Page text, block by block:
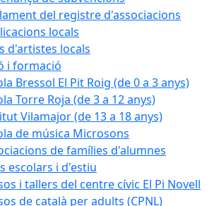
del registre d'associacions
locals
d'artistes locals
i formació
Bressol El Pit Roig (de 0 a 3 anys)
Torre Roja (de 3 a 12 anys)
Vilamajor (de 13 a 18 anys)
de música Microsons
de famílies d'alumnes
escolars i d'estiu
i tallers del centre cívic El Pi Novell
de català per adults (CPNL)